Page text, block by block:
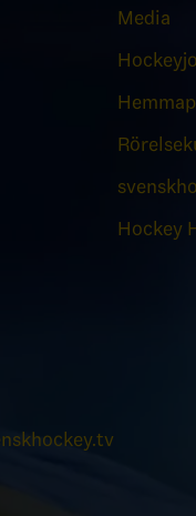
Media
Hockey